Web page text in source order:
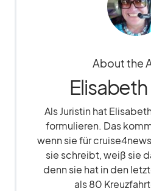
About the
Als Juristin hat
formulieren. Das
wenn sie für
sie schreibt, weiß sie
denn sie hat in den
als 80